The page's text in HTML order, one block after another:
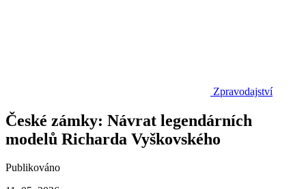
Zpravodajství
České zámky: Návrat legendárních
modelů Richarda Vyškovského
Publikováno